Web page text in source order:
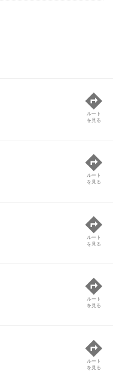
ルート
を見る
ルート
を見る
ルート
を見る
ルート
を見る
ルート
を見る